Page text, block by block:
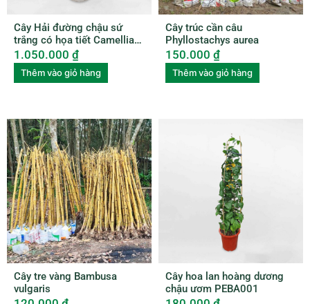
Cây Hải đường chậu sứ
trắng có họa tiết Camellia
amplexicaulis CAME001
1.050.000 ₫
Thêm vào giỏ hàng
Cây trúc cần câu
Phyllostachys aurea
150.000 ₫
Thêm vào giỏ hàng
Cây tre vàng Bambusa
vulgaris
Cây hoa lan hoàng dương
chậu ươm PEBA001